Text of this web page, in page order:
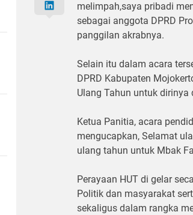
melimpah,saya pribadi
sebagai anggota DPRD
panggilan akrabnya.
Selain itu dalam acara
DPRD Kabupaten
Ulang Tahun untuk dirinya
Ketua Panitia, acara
mengucapkan, Selamat
ulang tahun untuk Mbak
Perayaan HUT di gelar
Politik dan masyarakat
sekaligus dalam rangka